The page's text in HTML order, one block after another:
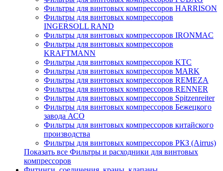
Фильтры для винтовых компрессоров HARRISON
Фильтры для винтовых компрессоров
INGERSOLL RAND
Фильтры для винтовых компрессоров IRONMAC
Фильтры для винтовых компрессоров
KRAFTMANN
Фильтры для винтовых компрессоров KTC
Фильтры для винтовых компрессоров MARK
Фильтры для винтовых компрессоров REMEZA
Фильтры для винтовых компрессоров RENNER
Фильтры для винтовых компрессоров Spitzenreiter
Фильтры для винтовых компрессоров Бежецкого
завода АСО
Фильтры для винтовых компрессоров китайского
производства
Фильтры для винтовых компрессоров РКЗ (Airrus)
Показать все Фильтры и расходники для винтовых
компрессоров